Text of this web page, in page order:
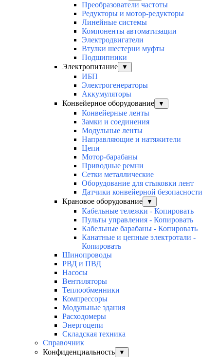
Преобразователи частоты
Редукторы и мотор-редукторы
Линейные системы
Компоненты автоматизации
Электродвигатели
Втулки шестерни муфты
Подшипники
Электропитание
▼
ИБП
Электрогенераторы
Аккумуляторы
Конвейерное оборудование
▼
Конвейерные ленты
Замки и соединения
Модульные ленты
Направляющие и натяжители
Цепи
Мотор-барабаны
Приводные ремни
Сетки металлические
Оборудование для стыковки лент
Датчики конвейерной безопасности
Крановое оборудование
▼
Кабельные тележки - Копировать
Пульты управления - Копировать
Кабельные барабаны - Копировать
Канатные и цепные электротали -
Копировать
Шинопроводы
РВД и ПВД
Насосы
Вентиляторы
Теплообменники
Компрессоры
Модульные здания
Расходомеры
Энергоцепи
Складская техника
Справочник
Конфиденциальность
▼